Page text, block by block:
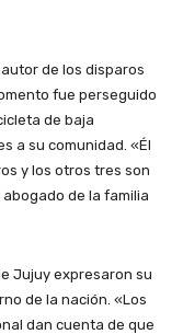
de los disparos
fue perseguido
de baja
a su comunidad. «Él
y los otros tres son
de la familia
Jujuy expresaron su
de la nación. «Los
dan cuenta de que